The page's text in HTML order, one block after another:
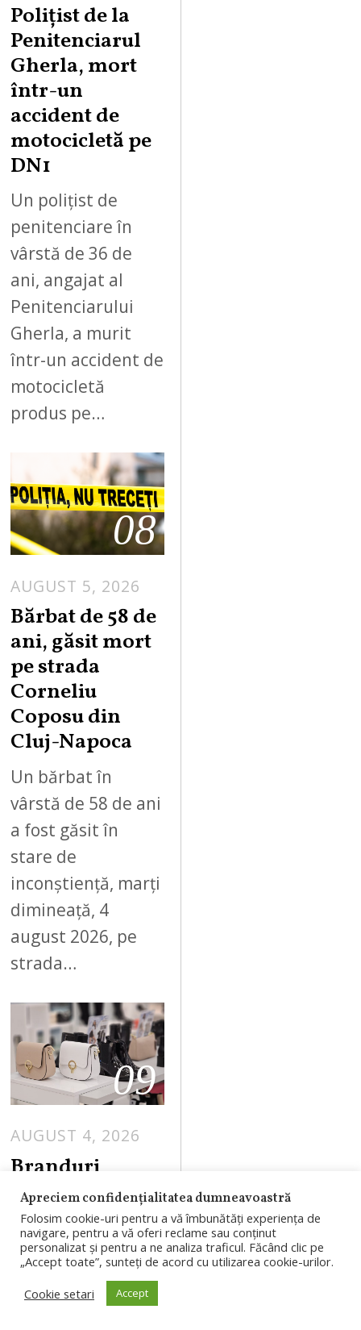
Polițist de la
Penitenciarul
Gherla, mort
într-un
accident de
motocicletă pe
DN1
Un polițist de
penitenciare în
vârstă de 36 de
ani, angajat al
Penitenciarului
Gherla, a murit
într-un accident de
motocicletă
produs pe…
08
AUGUST 5, 2026
Bărbat de 58 de
ani, găsit mort
pe strada
Corneliu
Coposu din
Cluj-Napoca
Un bărbat în
vârstă de 58 de ani
a fost găsit în
stare de
inconștiență, marți
dimineață, 4
august 2026, pe
strada…
09
AUGUST 4, 2026
Branduri
românești, în
proiectul
RIVUS: un nou
concept al
BENVENUTI va
Apreciem confidențialitatea dumneavoastră
Folosim cookie-uri pentru a vă îmbunătăți experiența de
navigare, pentru a vă oferi reclame sau conținut
personalizat și pentru a ne analiza traficul. Făcând clic pe
„Accept toate”, sunteți de acord cu utilizarea cookie-urilor.
Cookie setari
Accept